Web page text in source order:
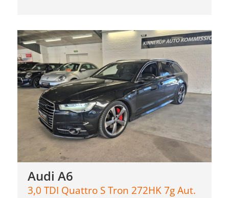
Audi A6
3,0 TDI Quattro S Tron 272HK 7g Aut.